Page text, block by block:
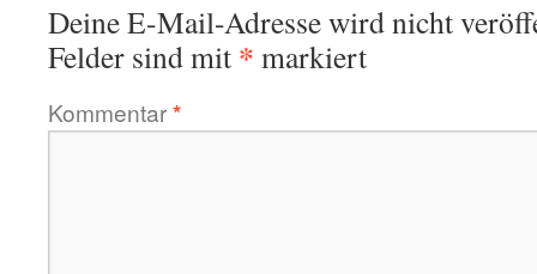
Deine E-Mail-Adresse wird nicht
Felder sind mit * markiert
Kommentar*